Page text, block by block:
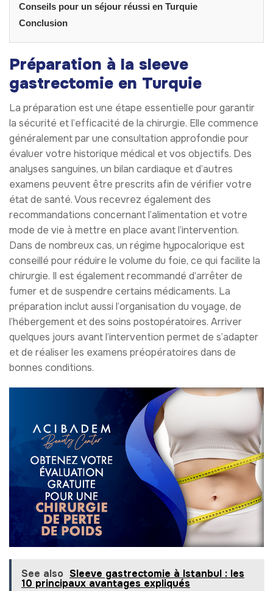
Conseils pour un séjour réussi en Turquie
Conclusion
Préparation à la sleeve
gastrectomie en Turquie
La préparation est une étape essentielle pour garantir
la sécurité et l’efficacité de la chirurgie. Elle commence
généralement par une consultation approfondie pour
évaluer votre historique médical et vos objectifs. Des
analyses sanguines, un bilan cardiaque et d’autres
examens peuvent être prescrits afin de vérifier votre
état de santé. Vous recevrez également des
recommandations concernant l’alimentation et votre
mode de vie à mettre en place avant l’intervention.
Dans de nombreux cas, un régime hypocalorique est
conseillé pour réduire le volume du foie, ce qui facilite la
chirurgie. Il est également recommandé d’arrêter de
fumer et de suspendre certains médicaments. La
préparation inclut aussi l’organisation du voyage, de
l’hébergement et des soins postopératoires. Arriver
quelques jours avant l’intervention permet de s’adapter
et de réaliser les examens préopératoires dans de
bonnes conditions.
See also Sleeve gastrectomie à Istanbul : les
10 principaux avantages expliqués